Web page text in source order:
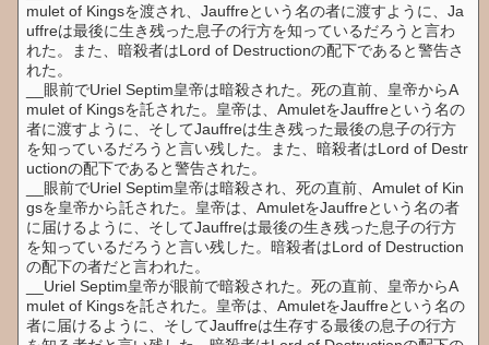
mulet of Kingsを渡され、Jauffreという名の者に渡すように、Ja
uffreは最後に生き残った息子の行方を知っているだろうと言わ
れた。また、暗殺者はLord of Destructionの配下であると警告さ
れた。
__眼前でUriel Septim皇帝は暗殺された。死の直前、皇帝からA
mulet of Kingsを託された。皇帝は、AmuletをJauffreという名の
者に渡すように、そしてJauffreは生き残った最後の息子の行方
を知っているだろうと言い残した。また、暗殺者はLord of Destr
uctionの配下であると警告された。
__眼前でUriel Septim皇帝は暗殺され、死の直前、Amulet of Kin
gsを皇帝から託された。皇帝は、AmuletをJauffreという名の者
に届けるように、そしてJauffreは最後の生き残った息子の行方
を知っているだろうと言い残した。暗殺者はLord of Destruction
の配下の者だと言われた。
__Uriel Septim皇帝が眼前で暗殺された。死の直前、皇帝からA
mulet of Kingsを託された。皇帝は、AmuletをJauffreという名の
者に届けるように、そしてJauffreは生存する最後の息子の行方